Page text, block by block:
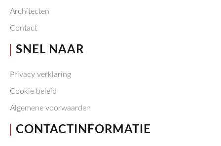
Architecten
Contact
SNEL NAAR
Privacy verklaring
Cookie beleid
Algemene voorwaarden
CONTACTINFORMATIE